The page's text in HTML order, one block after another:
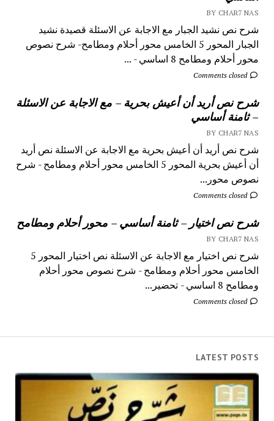
BY CHAR7 NAS
شرح نص نشيد الجبار مع الاجابة عن الاسئلة قصيدة نشيد
الجبار المحور 5 الخامس محور أحلام ومطامح- شرح نصوص
محور أحلام ومطامح 8 اساسي - ...
Comments closed
شرح نص أريد أن أعيش بحرية – مع الاجابة عن الاسئلة
– ثامنة أساسي
BY CHAR7 NAS
شرح نص أريد أن أعيش بحرية مع الاجابة عن الاسئلة نص أريد
أن أعيش بحرية المحور 5 الخامس محور أحلام ومطامح - شرح
نصوص محور...
Comments closed
شرح نص اختيار – ثامنة أساسي – محور أحلام ومطامح
BY CHAR7 NAS
شرح نص اختيار مع الاجابة عن الاسئلة نص اختيار المحور 5
الخامس محور أحلام ومطامح - شرح نصوص محور أحلام
ومطامح 8 اساسي - تحضير...
Comments closed
LATEST POSTS